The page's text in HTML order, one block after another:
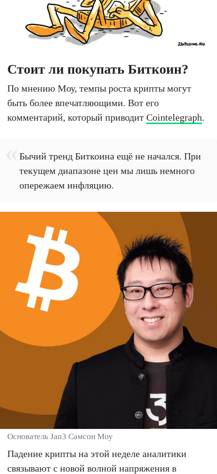
Стоит ли покупать Биткоин?
По мнению Моу, темпы роста крипты могут
быть более впечатляющими. Вот его
комментарий, который приводит Cointelegraph.
Бычий тренд Биткоина ещё не начался. При
текущем диапазоне цен мы лишь немного
опережаем инфляцию.
Основатель Jan3 Самсон Моу
Падение крипты на этой неделе аналитики
связывают с новой волной напряжения в